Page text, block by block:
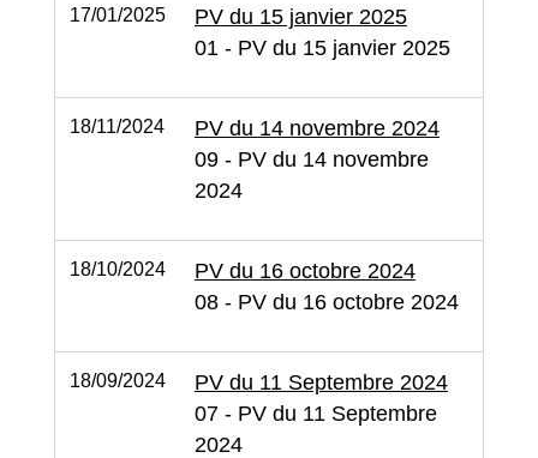
17/01/2025
PV du 15 janvier 2025
01 - PV du 15 janvier 2025
18/11/2024
PV du 14 novembre 2024
09 - PV du 14 novembre
2024
18/10/2024
PV du 16 octobre 2024
08 - PV du 16 octobre 2024
18/09/2024
PV du 11 Septembre 2024
07 - PV du 11 Septembre
2024